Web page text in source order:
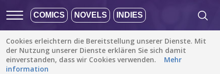
COMICS NOVELS INDIES
Cookies erleichtern die Bereitstellung unserer Dienste. Mit
der Nutzung unserer Dienste erklären Sie sich damit
einverstanden, dass wir Cookies verwenden.
Mehr
information
Entdecken / zXxtaexXz53